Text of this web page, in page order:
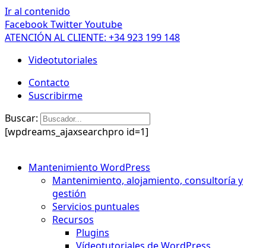
Ir al contenido
FacebookTwitterYoutube
ATENCIÓN AL CLIENTE: +34 923 199 148
Videotutoriales
Contacto
Suscribirme
Buscar:
[wpdreams_ajaxsearchpro id=1]
Mantenimiento WordPress
Mantenimiento, alojamiento, consultoría y
gestión
Servicios puntuales
Recursos
Plugins